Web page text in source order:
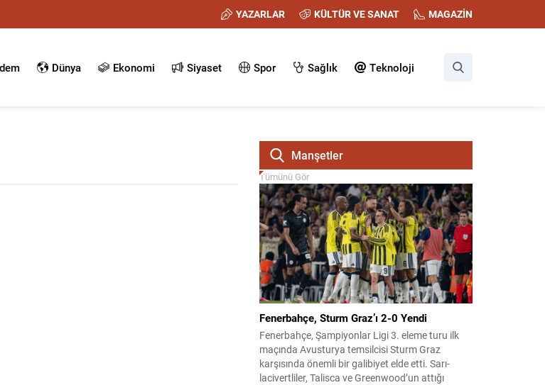
YAZARLAR KÜLTÜR VE SANAT MAGAZİN
Dünya Ekonomi Siyaset Spor Sağlık Teknoloji
Manşetler
Tümünü Gör
Fenerbahçe, Sturm Graz’ı 2-0 Yendi
Fenerbahçe, Şampiyonlar Ligi 3. eleme turu ilk
maçında Avusturya temsilcisi Sturm Graz
karşısında önemli bir galibiyet elde etti. Sarı-
lacivertliler, Talisca ve Greenwood’un attığı